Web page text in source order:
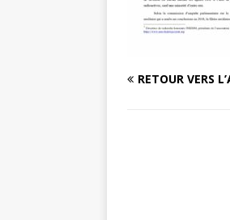
RETOUR VERS